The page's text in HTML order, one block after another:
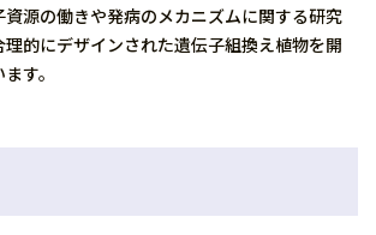
資源の働きや発病のメカニズムに関する研究
的にデザインされた遺伝子組換え植物を開
す。